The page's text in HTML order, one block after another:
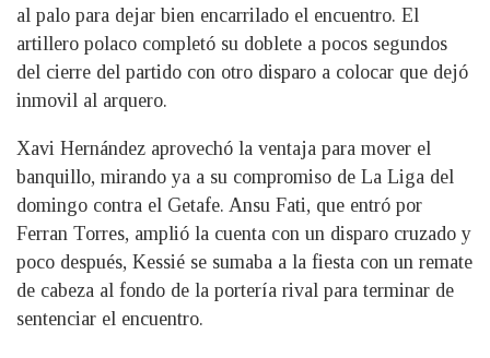
al palo para dejar bien encarrilado el encuentro. El
artillero polaco completó su doblete a pocos segundos
del cierre del partido con otro disparo a colocar que dejó
inmovil al arquero.
Xavi Hernández aprovechó la ventaja para mover el
banquillo, mirando ya a su compromiso de La Liga del
domingo contra el Getafe. Ansu Fati, que entró por
Ferran Torres, amplió la cuenta con un disparo cruzado y
poco después, Kessié se sumaba a la fiesta con un remate
de cabeza al fondo de la portería rival para terminar de
sentenciar el encuentro.